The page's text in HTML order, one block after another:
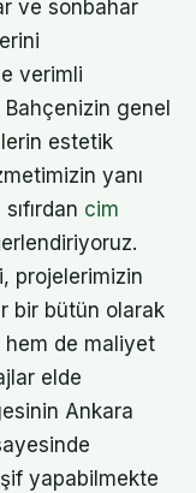
ve sonbahar
verimli
genel
estetik
yanı
cim
projelerimizin
bir bütün olarak
hem de maliyet
elde
Ankara
yapabilmekte